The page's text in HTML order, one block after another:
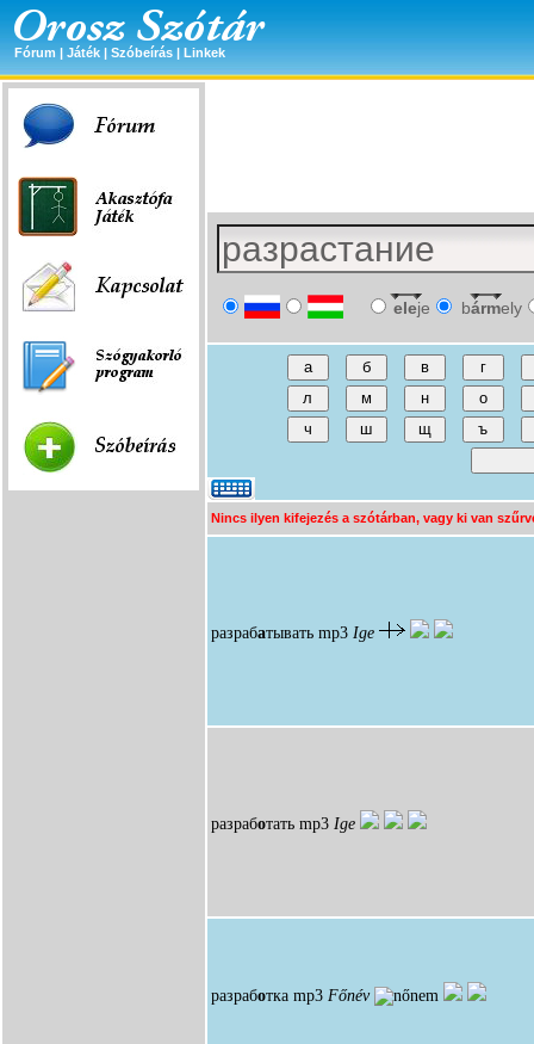
Fórum | Játék | Szóbeírás | Linkek
eleje bármely
Nincs ilyen kifejezés a szótárban, vagy ki van
разрабатывать mp3 Ige
разработать mp3 Ige
разработка mp3 Főnév